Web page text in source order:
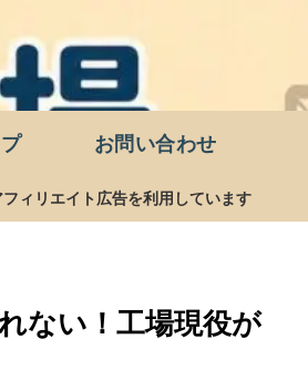
お問い合わせ
ィリエイト広告を利用しています
ない！工場現役が